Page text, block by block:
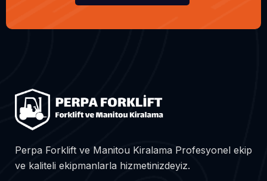
Perpa Forklift ve Manitou Kiralama Profesyonel ekip
ve kaliteli ekipmanlarla hizmetinizdeyiz.